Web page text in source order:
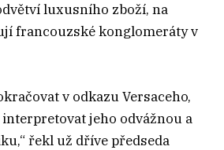
luxusního zboží, na
francouzské konglomeráty v
v odkazu Versaceho,
jeho odvážnou a
řekl už dříve předseda